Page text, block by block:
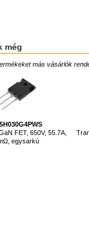
még
más vásárlók
FET, 650V, 55.7A,
egysarkú